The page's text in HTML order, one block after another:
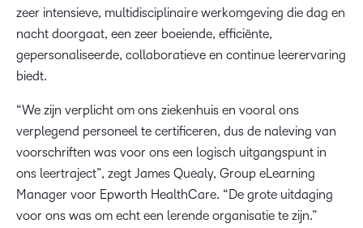
zeer intensieve, multidisciplinaire werkomgeving die dag en
nacht doorgaat, een zeer boeiende, efficiënte,
gepersonaliseerde, collaboratieve en continue leerervaring
biedt.
“We zijn verplicht om ons ziekenhuis en vooral ons
verplegend personeel te certificeren, dus de naleving van
voorschriften was voor ons een logisch uitgangspunt in
ons leertraject”, zegt James Quealy, Group eLearning
Manager voor Epworth HealthCare. “De grote uitdaging
voor ons was om echt een lerende organisatie te zijn.”